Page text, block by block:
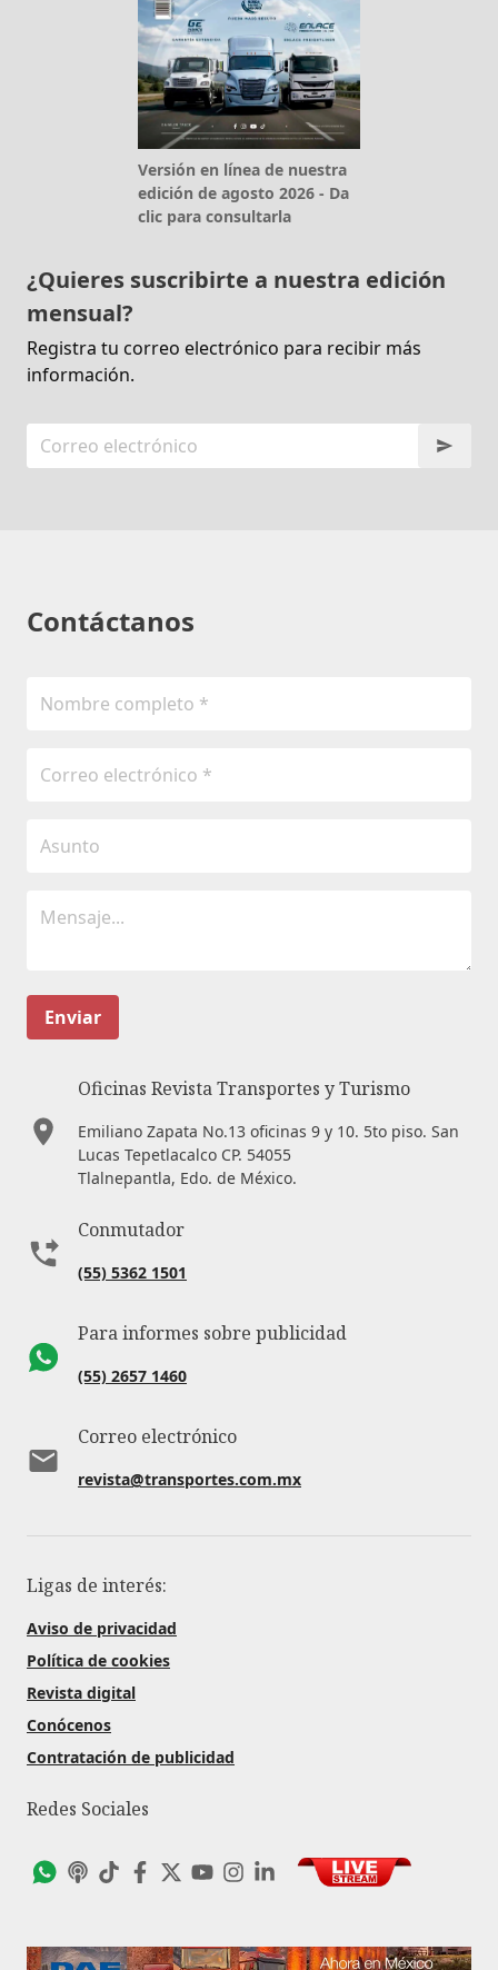
Versión en línea de nuestra
edición de agosto 2026 - Da
clic para consultarla
¿Quieres suscribirte a nuestra edición
mensual?
Registra tu correo electrónico para recibir más
información.
Contáctanos
Enviar
Oficinas Revista Transportes y Turismo
Emiliano Zapata No.13 oficinas 9 y 10. 5to piso. San
Lucas Tepetlacalco CP. 54055
Tlalnepantla, Edo. de México.
Conmutador
(55) 5362 1501
Para informes sobre publicidad
(55) 2657 1460
Correo electrónico
revista@transportes.com.mx
Ligas de interés:
Aviso de privacidad
Política de cookies
Revista digital
Conócenos
Contratación de publicidad
Redes Sociales